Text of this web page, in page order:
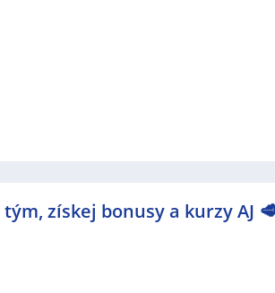
získej bonusy a kurzy AJ